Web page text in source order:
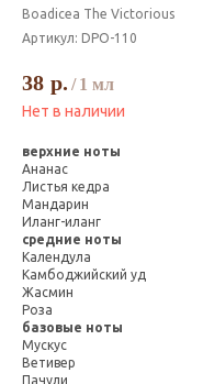
Boadicea The Victorious
Артикул: DPO-110
38 р. / 1 мл
Нет в наличии
верхние ноты
Ананас
Листья кедра
Мандарин
Иланг-иланг
средние ноты
Календула
Камбоджийский уд
Жасмин
Роза
базовые ноты
Мускус
Ветивер
Пачули